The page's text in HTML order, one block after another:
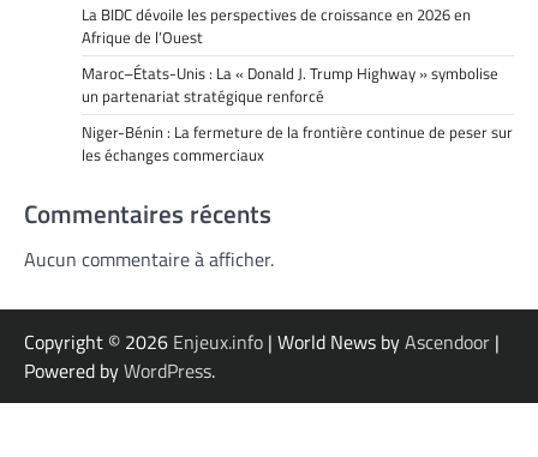
La BIDC dévoile les perspectives de croissance en 2026 en
Afrique de l’Ouest
Maroc–États-Unis : La « Donald J. Trump Highway » symbolise
un partenariat stratégique renforcé
Niger-Bénin : La fermeture de la frontière continue de peser sur
les échanges commerciaux
Commentaires récents
Aucun commentaire à afficher.
Copyright © 2026 Enjeux.info | World News byAscendoor |
Powered byWordPress.